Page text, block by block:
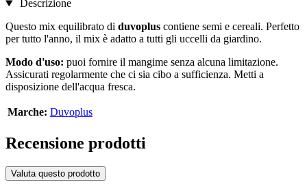
Descrizione
Questo mix equilibrato di duvoplus contiene semi e cereali. Perfetto
per tutto l'anno, il mix è adatto a tutti gli uccelli da giardino.
Modo d'uso: puoi fornire il mangime senza alcuna limitazione.
Assicurati regolarmente che ci sia cibo a sufficienza. Metti a
disposizione dell'acqua fresca.
Marche: Duvoplus
Recensione prodotti
Valuta questo prodotto